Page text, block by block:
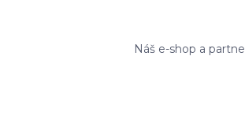
Náš e-shop a